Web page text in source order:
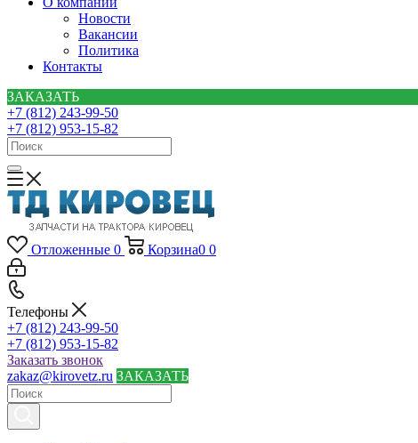
Новости
Вакансии
Политика
Контакты
ЗАКАЗАТЬ
+7 (812) 243-99-50
+7 (812) 953-15-82
Отложенные 0 Корзина0 0
Телефоны
+7 (812) 243-99-50
+7 (812) 953-15-82
Заказать звонок
zakaz@kirovetz.ru ЗАКАЗАТЬ